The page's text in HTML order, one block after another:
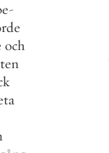
-
och